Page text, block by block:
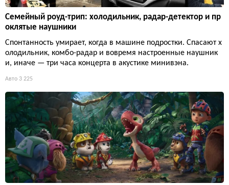
Семейный роуд-трип: холодильник, радар-детектор и пр
оклятые наушники
Спонтанность умирает, когда в машине подростки. Спасают х
олодильник, комбо-радар и вовремя настроенные наушник
и, иначе — три часа концерта в акустике минивэна.
Авто 3 225